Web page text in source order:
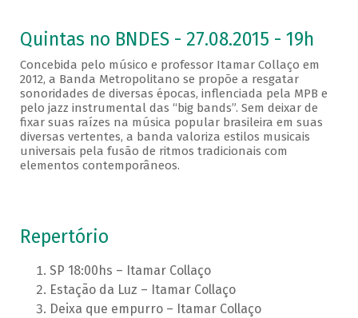
Quintas no BNDES - 27.08.2015 - 19h
Concebida pelo músico e professor Itamar Collaço em
2012, a Banda Metropolitano se propõe a resgatar
sonoridades de diversas épocas, inflenciada pela MPB e
pelo jazz instrumental das “big bands”. Sem deixar de
fixar suas raízes na música popular brasileira em suas
diversas vertentes, a banda valoriza estilos musicais
universais pela fusão de ritmos tradicionais com
elementos contemporâneos.
Repertório
SP 18:00hs – Itamar Collaço
Estação da Luz – Itamar Collaço
Deixa que empurro – Itamar Collaço